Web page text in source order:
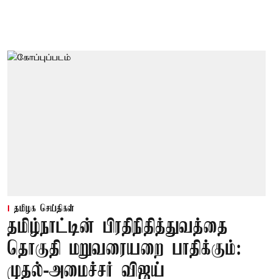
தமிழக செய்திகள்
தமிழ்நாட்டின் பிரதிநிதித்துவத்தை
தொகுதி மறுவரையறை பாதிக்கும்:
முதல்-அமைச்சர் விஜய்